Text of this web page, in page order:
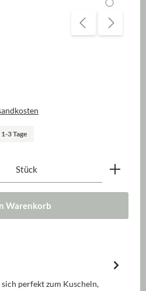
3 Tage
gewünschten Wert ein
Stück
Warenkorb
sich perfekt zum Kuscheln,